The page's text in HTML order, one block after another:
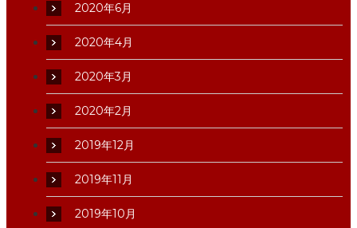
2020年6月
2020年4月
2020年3月
2020年2月
2019年12月
2019年11月
2019年10月